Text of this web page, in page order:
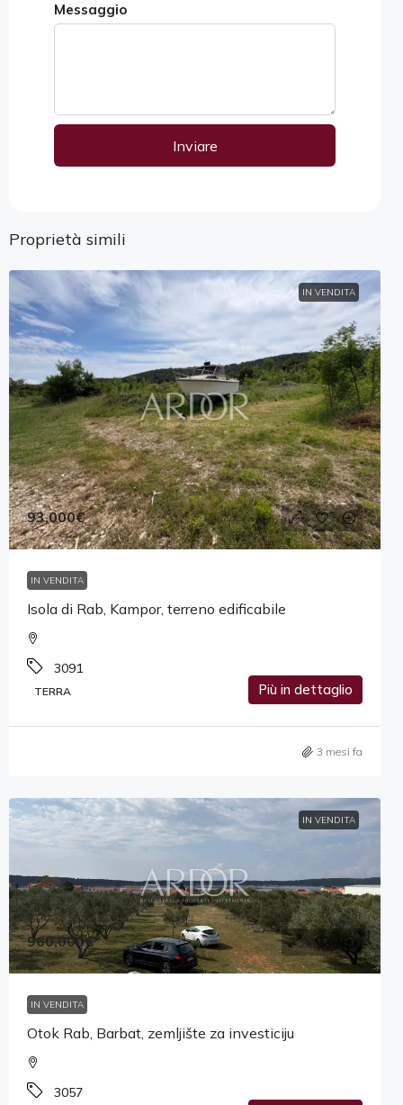
Messaggio
Inviare
Proprietà simili
IN VENDITA
93,000€
IN VENDITA
Isola di Rab, Kampor, terreno edificabile
3091
TERRA Più in dettaglio
3 mesi fa
IN VENDITA
960,000€
IN VENDITA
Otok Rab, Barbat, zemljište za investiciju
3057